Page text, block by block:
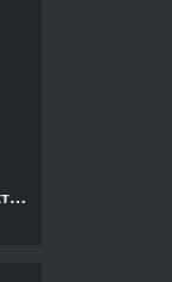
Радионова Виктория